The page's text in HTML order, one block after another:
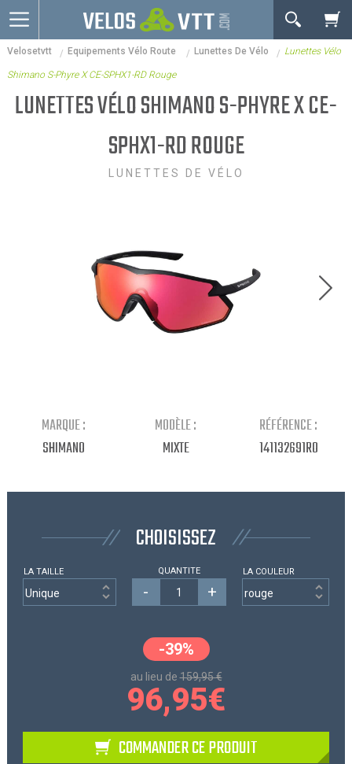
OK
Connexion / inscription
VTT
Vélos electriques
Vélos urbains & Fitness
Votre Panier Est Désert
Votre panier est là pour vous servir. Donnez-lui un
but ! C'est un lieu temporaire où est stockée une
liste de vos produits et où se reflète le prix le plus
Velosetvtt Equipements Vélo Route Lunettes De Vélo Lunettes Vélo
Shimano S-Phyre X CE-SPHX1-RD Rouge
LUNETTES VÉLO SHIMANO S-PHYRE X CE-
SPHX1-RD ROUGE
LUNETTES DE VÉLO
MARQUE :
SHIMANO
MODÈLE :
MIXTE
RÉFÉRENCE :
141132691RO
CHOISISSEZ
LA TAILLE QUANTITE
- +
LA COULEUR
-39%
au lieu de159,95 €
96,95€
COMMANDER CE PRODUIT